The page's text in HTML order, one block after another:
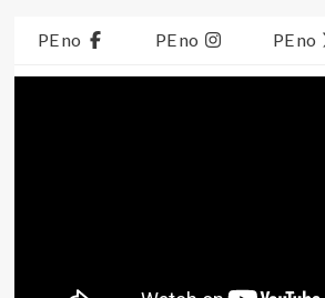
PE no PE no PE no